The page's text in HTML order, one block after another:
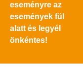
eseményre az
események fül
alatt és legyél
önkéntes!